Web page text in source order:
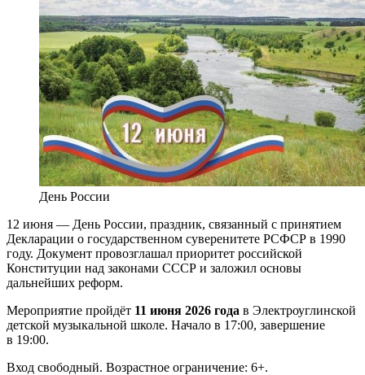
День России
12 июня — День России, праздник, связанный с принятием
Декларации о государственном суверенитете РСФСР в 1990
году. Документ провозглашал приоритет российской
Конституции над законами СССР и заложил основы
дальнейших реформ.
Мероприятие пройдёт 11 июня 2026 года в Электроуглинской
детской музыкальной школе. Начало в 17:00, завершение
в 19:00.
Вход свободный. Возрастное ограничение: 6+.